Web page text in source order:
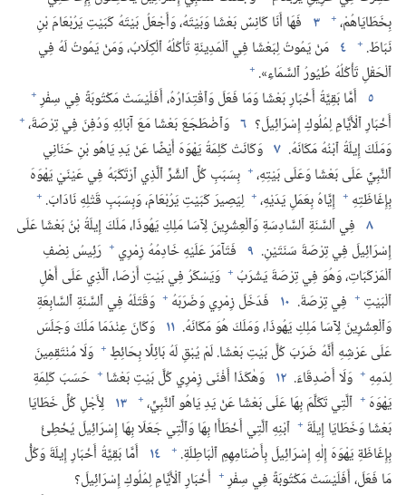
بِخَطَايَاهُمْ،‏ + ٣ فَهَا أَنَا كَانِسٌ بَعْشَا وَبَيْتَهُ،‏ وَأَجْعَلُ بَيْتَهُ كَبَيْتِ يَرُبْعَامَ بْنِ
نَبَاطَ.‏ + ٤ مَنْ يَمُوتُ لِبَعْشَا فِي ٱلْمَدِينَةِ تَأْكُلُهُ ٱلْكِلَابُ،‏ وَمَنْ يَمُوتُ لَهُ فِي
ٱلْحَقْلِ تَأْكُلُهُ طُيُورُ ٱلسَّمَاءِ».‏ +
٥ أَمَّا بَقِيَّةُ أَخْبَارِ بَعْشَا وَمَا فَعَلَ وَٱقْتِدَارُهُ،‏ أَفَلَيْسَتْ مَكْتُوبَةً فِي سِفْرِ +
أَخْبَارِ ٱلْأَيَّامِ لِمُلُوكِ إِسْرَائِيلَ؟‏ ٦ وَٱضْطَجَعَ بَعْشَا مَعَ آبَائِهِ وَدُفِنَ فِي تِرْصَةَ،‏ +
وَمَلَكَ إِيلَةُ ٱبْنُهُ مَكَانَهُ.‏ ٧ وَكَانَتْ كَلِمَةُ يَهْوَهَ أَيْضًا عَنْ يَدِ يَاهُو بْنِ حَنَانِي
ٱلنَّبِيِّ عَلَى بَعْشَا وَعَلَى بَيْتِهِ،‏ + بِسَبَبِ كُلِّ ٱلشَّرِّ ٱلَّذِي ٱرْتَكَبَهُ فِي عَيْنَيْ يَهْوَهَ
بِإِغَاظَتِهِ + إِيَّاهُ بِعَمَلِ يَدَيْهِ،‏ + لِيَصِيرَ كَبَيْتِ يَرُبْعَامَ،‏ وَبِسَبَبِ قَتْلِهِ نَادَابَ.‏ +
٨ فِي ٱلسَّنَةِ ٱلسَّادِسَةِ وَٱلْعِشْرِينَ لِآسَا مَلِكِ يَهُوذَا،‏ مَلَكَ إِيلَةُ بْنُ بَعْشَا عَلَى
إِسْرَائِيلَ فِي تِرْصَةَ سَنَتَيْنِ.‏ ٩ فَتَآمَرَ عَلَيْهِ خَادِمُهُ زِمْرِي + رَئِيسُ نِصْفِ
ٱلْمَرْكَبَاتِ،‏ وَهُوَ فِي تِرْصَةَ يَشْرَبُ + وَيَسْكَرُ فِي بَيْتِ أَرْصَا،‏ ٱلَّذِي عَلَى أَهْلِ
ٱلْبَيْتِ + فِي تِرْصَةَ.‏ ١٠ فَدَخَلَ زِمْرِي وَضَرَبَهُ + وَقَتَلَهُ فِي ٱلسَّنَةِ ٱلسَّابِعَةِ
وَٱلْعِشْرِينَ لِآسَا مَلِكِ يَهُوذَا،‏ وَمَلَكَ هُوَ مَكَانَهُ.‏ ١١ وَكَانَ عِنْدَمَا مَلَكَ وَجَلَسَ
عَلَى عَرْشِهِ أَنَّهُ ضَرَبَ كُلَّ بَيْتِ بَعْشَا.‏ لَمْ يُبْقِ لَهُ بَائِلًا بِحَائِطٍ + وَلَا مُنْتَقِمِينَ
لِدَمِهِ + وَلَا أَصْدِقَاءَ.‏ ١٢ وَهٰكَذَا أَفْنَى زِمْرِي كُلَّ بَيْتِ بَعْشَا + حَسَبَ كَلِمَةِ
يَهْوَهَ + ٱلَّتِي تَكَلَّمَ بِهَا عَلَى بَعْشَا عَنْ يَدِ يَاهُو ٱلنَّبِيِّ،‏ + ١٣ لِأَجْلِ كُلِّ خَطَايَا
بَعْشَا وَخَطَايَا إِيلَةَ + ٱبْنِهِ ٱلَّتِي أَخْطَأَا بِهَا وَٱلَّتِي جَعَلَا بِهَا إِسْرَائِيلَ يُخْطِئُ
بِإِغَاظَةِ يَهْوَهَ إِلٰهِ إِسْرَائِيلَ بِأَصْنَامِهِمِ ٱلْبَاطِلَةِ.‏ + ١٤ أَمَّا بَقِيَّةُ أَخْبَارِ إِيلَةَ وَكُلُّ
مَا فَعَلَ،‏ أَفَلَيْسَتْ مَكْتُوبَةً فِي سِفْرِ + أَخْبَارِ ٱلْأَيَّامِ لِمُلُوكِ إِسْرَائِيلَ؟‏